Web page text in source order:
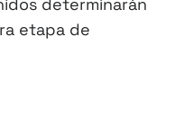
determinarán
etapa de